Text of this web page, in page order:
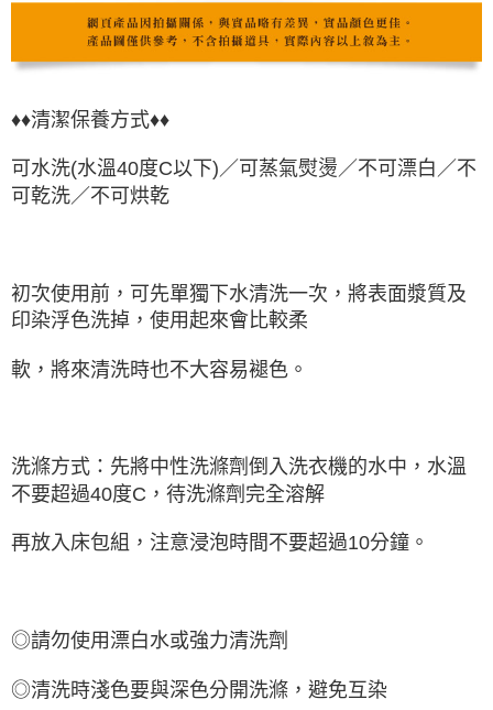
♦♦清潔保養方式♦♦
可水洗(水溫40度C以下)／可蒸氣熨燙／不可漂白／不
可乾洗／不可烘乾
初次使用前，可先單獨下水清洗一次，將表面漿質及
印染浮色洗掉，使用起來會比較柔
軟，將來清洗時也不大容易褪色。
洗滌方式：先將中性洗滌劑倒入洗衣機的水中，水溫
不要超過40度C，待洗滌劑完全溶解
再放入床包組，注意浸泡時間不要超過10分鐘。
◎請勿使用漂白水或強力清洗劑
◎清洗時淺色要與深色分開洗滌，避免互染